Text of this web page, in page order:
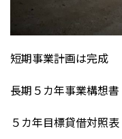
短期事業計画は完成
長期５カ年事業構想書
５カ年目標貸借対照表